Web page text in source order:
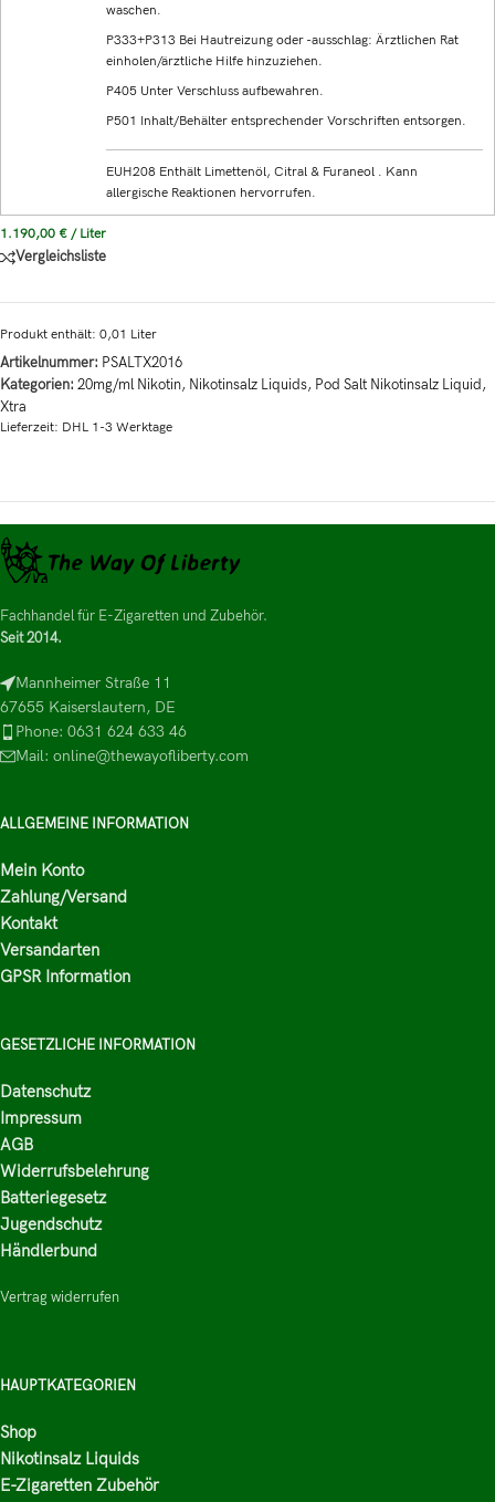
waschen.
P333+P313 Bei Hautreizung oder -ausschlag: Ärztlichen Rat
einholen/ärztliche Hilfe hinzuziehen.
P405 Unter Verschluss aufbewahren.
P501 Inhalt/Behälter entsprechender Vorschriften entsorgen.
EUH208 Enthält Limettenöl, Citral & Furaneol . Kann
allergische Reaktionen hervorrufen.
1.190,00 € / Liter
Vergleichsliste
Produkt enthält: 0,01 Liter
Artikelnummer: PSALTX2016
Kategorien: 20mg/ml Nikotin, Nikotinsalz Liquids, Pod Salt Nikotinsalz Liquid,
Xtra
Lieferzeit: DHL 1-3 Werktage
Fachhandel für E-Zigaretten und Zubehör.
Seit 2014.
Mannheimer Straße 11
67655 Kaiserslautern, DE
Phone: 0631 624 633 46
Mail: online@thewayofliberty.com
ALLGEMEINE INFORMATION
Mein Konto
Zahlung/Versand
Kontakt
Versandarten
GPSR Information
GESETZLICHE INFORMATION
Datenschutz
Impressum
AGB
Widerrufsbelehrung
Batteriegesetz
Jugendschutz
Händlerbund
Vertrag widerrufen
HAUPTKATEGORIEN
Shop
Nikotinsalz Liquids
E-Zigaretten Zubehör